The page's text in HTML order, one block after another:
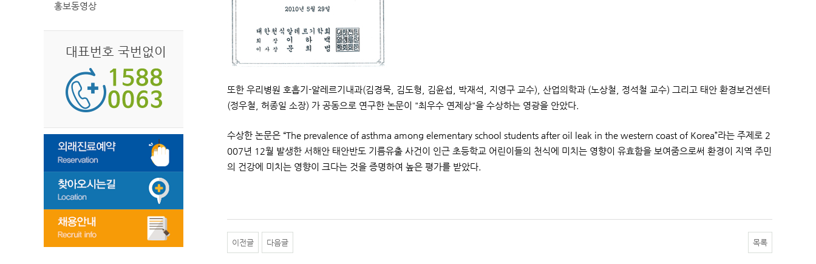
홍보동영상
대표번호 국번없이
또한 우리병원 호흡기-알레르기내과(김경묵, 김도형, 김윤섭, 박재석, 지영구 교수), 산업의학과 (노상철, 정석철 교수) 그리고 태안 환경보건센터
(정우철, 허종일 소장) 가 공동으로 연구한 논문이 "최우수 연제상"을 수상하는 영광을 안았다.
수상한 논문은 “The prevalence of asthma among elementary school students after oil leak in the western coast of Korea”라는 주제로 2
007년 12월 발생한 서해안 태안반도 기름유출 사건이 인근 초등학교 어린이들의 천식에 미치는 영향이 유효함을 보여줌으로써 환경이 지역 주민
의 건강에 미치는 영향이 크다는 것을 증명하여 높은 평가를 받았다.
이전글 다음글 목록